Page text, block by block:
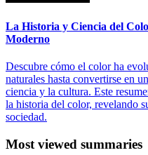
La Historia y Ciencia del
Moderno
Descubre cómo el color ha
naturales hasta convertirse en
ciencia y la cultura. Este
la historia del color, revelando
sociedad.
Most viewed summaries